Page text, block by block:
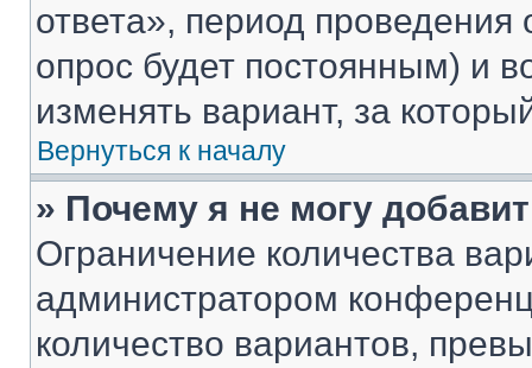
ответа», период проведения
опрос будет постоянным) и
изменять вариант, за
Вернуться к началу
» Почему я не могу
Ограничение количества
администратором
количество вариантов,